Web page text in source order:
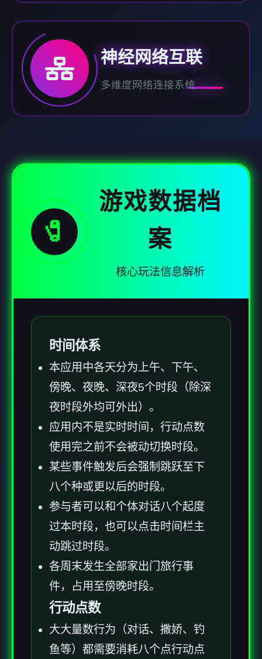
神经网络互联
多维度网络连接系统
🧷
游戏数据档
案
核心玩法信息解析
时间体系
本应用中各天分为上午、下午、
傍晚、夜晚、深夜5个时段（除深
夜时段外均可外出）。
应用内不是实时时间，行动点数
使用完之前不会被动切换时段。
某些事件触发后会强制跳跃至下
八个种或更以后的时段。
参与者可以和个体对话八个起度
过本时段，也可以点击时间栏主
动跳过时段。
各周末发生全部家出门旅行事
件，占用至傍晚时段。
行动点数
大大量数行为（对话、撒娇、钓
鱼等）都需要消耗八个点行动点